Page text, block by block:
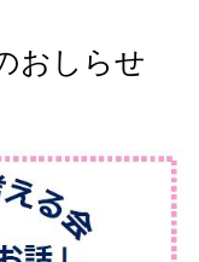
おしらせ